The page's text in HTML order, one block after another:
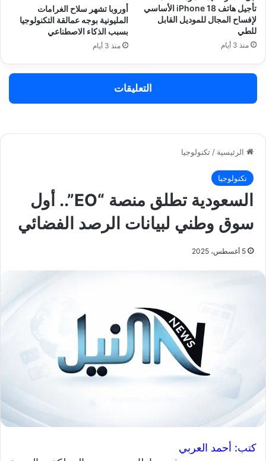
تأجيل هاتف iPhone 18 الأساسي
لإفساح المجال للموديل القابل
للطي
منذ 3 أيام
أوروبا تشهر سلاح الغرامات
المليونية بوجه عمالقة التكنولوجيا
بسبب الذكاء الاصطناعي
منذ 3 أيام
التعليقات